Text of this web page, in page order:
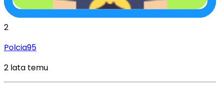
2
Polcia95
2 lata temu